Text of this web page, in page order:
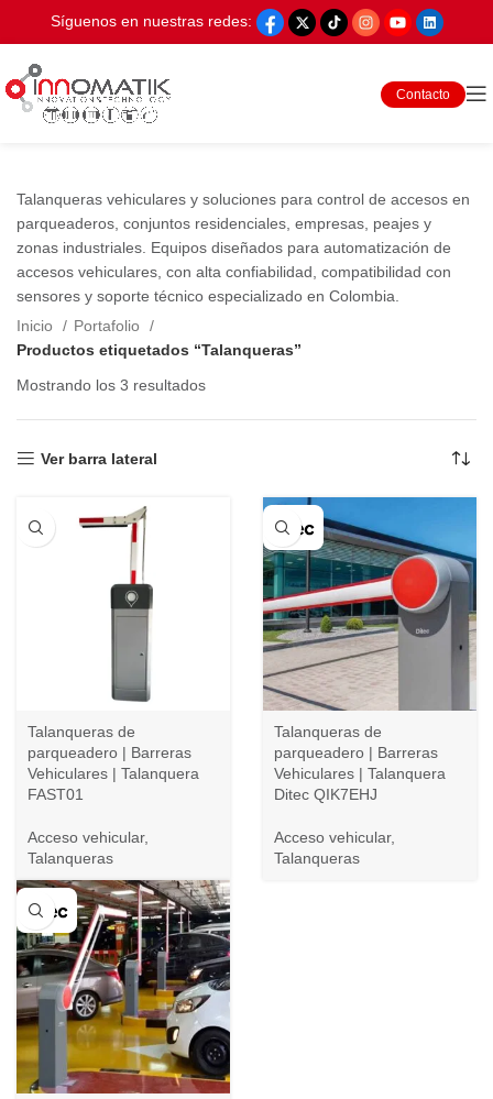
Síguenos en nuestras redes:
Contacto
Talanqueras vehiculares y soluciones para control de accesos en
parqueaderos, conjuntos residenciales, empresas, peajes y
zonas industriales. Equipos diseñados para automatización de
accesos vehiculares, con alta confiabilidad, compatibilidad con
sensores y soporte técnico especializado en Colombia.
Inicio
Portafolio
Productos etiquetados “Talanqueras”
Mostrando los 3 resultados
Ver barra lateral
Talanqueras de
parqueadero | Barreras
Vehiculares | Talanquera
FAST01
Acceso vehicular,
Talanqueras
Talanqueras de
parqueadero | Barreras
Vehiculares | Talanquera
Ditec QIK7EHJ
Acceso vehicular,
Talanqueras